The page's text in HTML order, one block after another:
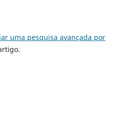
uma pesquisa avançada por